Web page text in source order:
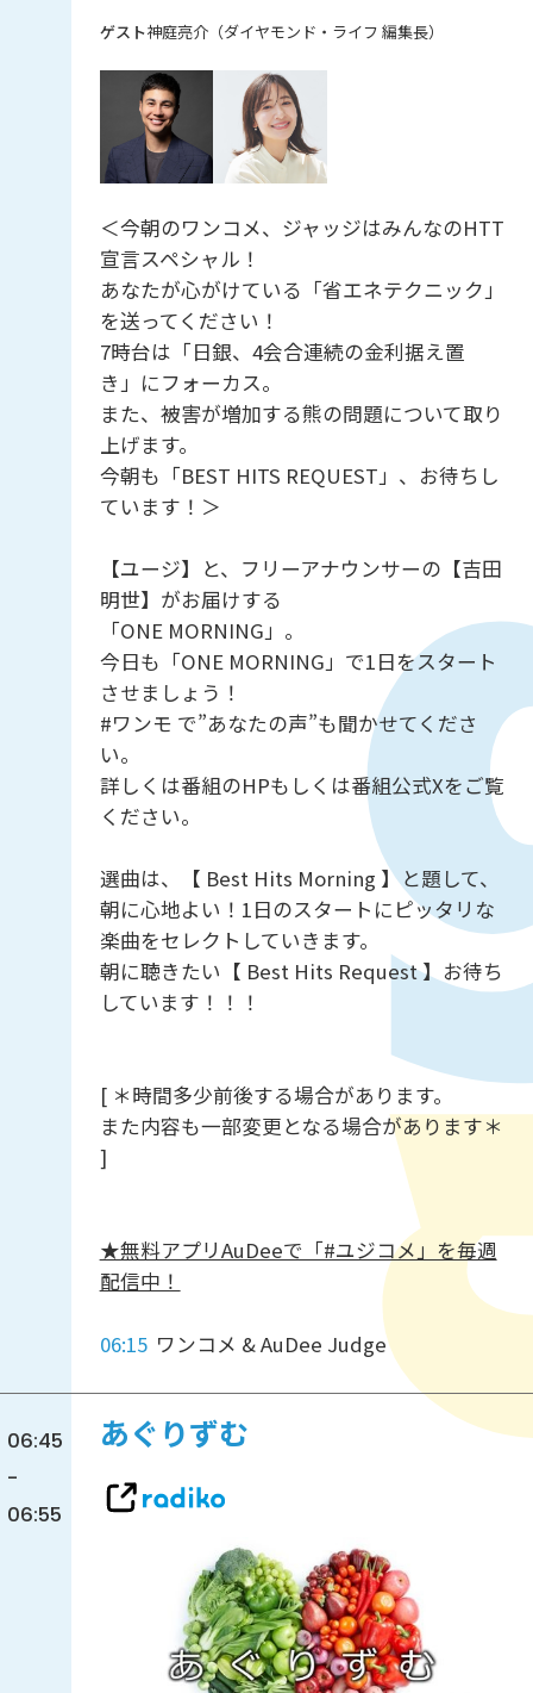
神庭亮介（ダイヤモンド・ライフ 編集長）
＜今朝のワンコメ、ジャッジはみんなのHTT
宣言スペシャル！
あなたが心がけている「省エネテクニック」
を送ってください！
7時台は「日銀、4会合連続の金利据え置
き」にフォーカス。
また、被害が増加する熊の問題について取り
上げます。
今朝も「BEST HITS REQUEST」、お待ちし
ています！＞
【ユージ】と、フリーアナウンサーの【吉田
明世】がお届けする
「ONE MORNING」。
今日も「ONE MORNING」で1日をスタート
させましょう！
#ワンモ で”あなたの声”も聞かせてくださ
い。
詳しくは番組のHPもしくは番組公式Xをご覧
ください。
選曲は、【 Best Hits Morning 】と題して、
朝に心地よい！1日のスタートにピッタリな
楽曲をセレクトしていきます。
朝に聴きたい【 Best Hits Request 】お待ち
しています！！！
[ ＊時間多少前後する場合があります。
また内容も一部変更となる場合があります＊
]
★無料アプリAuDeeで「#ユジコメ」を毎週
配信中！
06:15 ワンコメ & AuDee Judge
06:45
-
06:55
あぐりずむ